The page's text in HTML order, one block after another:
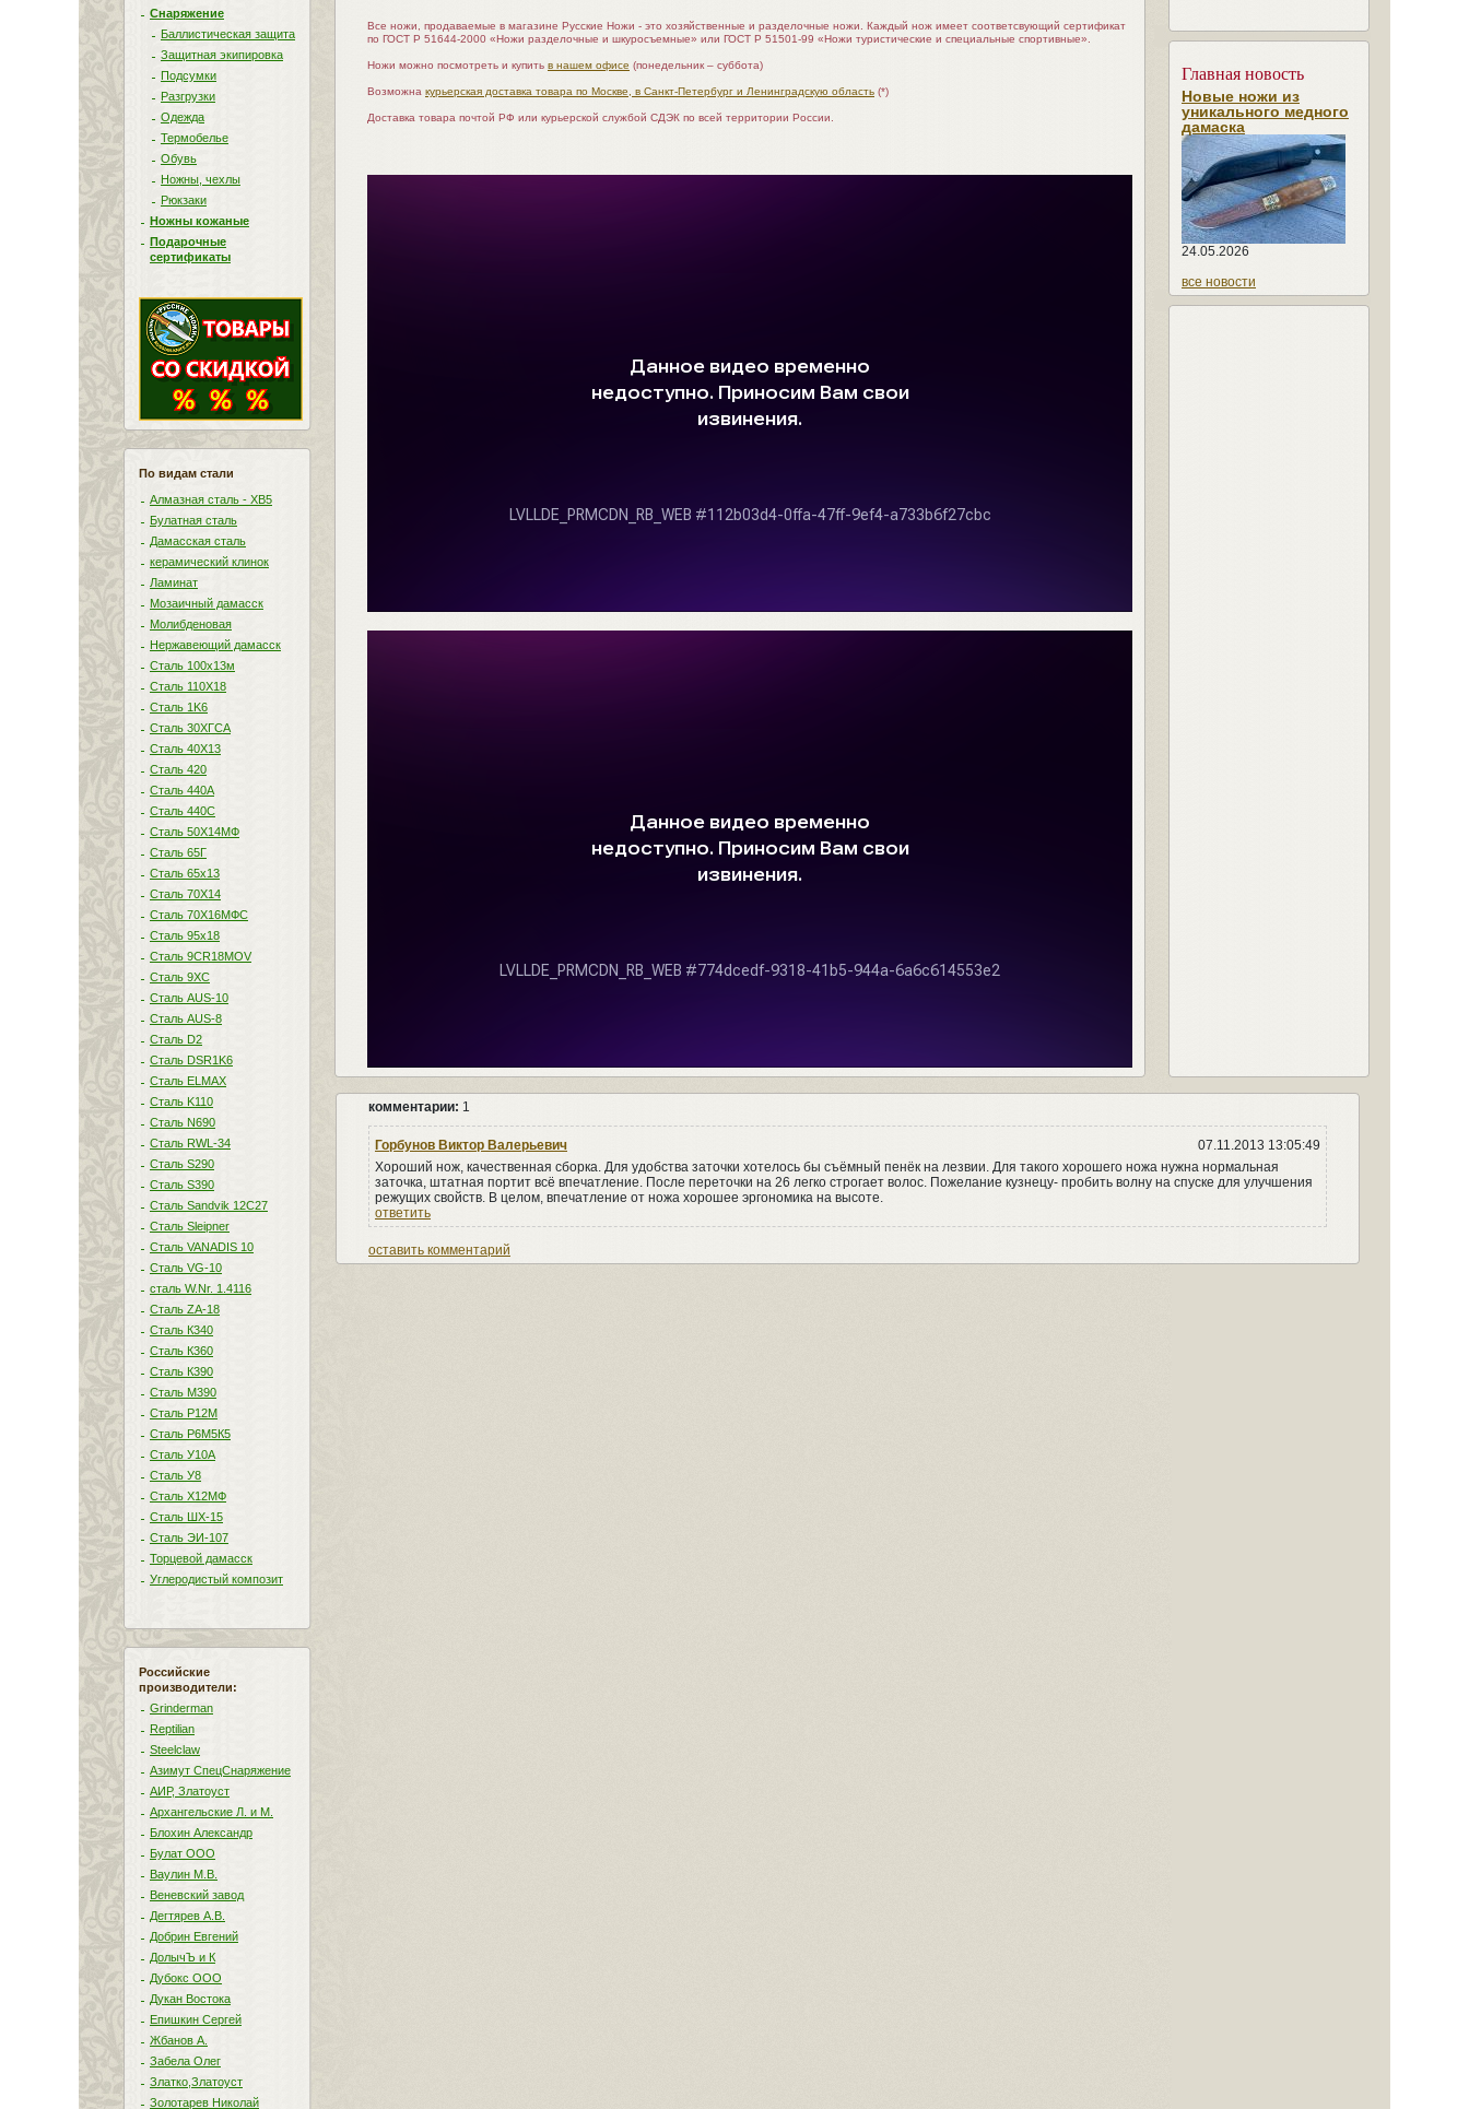
Снаряжение
Баллистическая защита
Защитная экипировка
Подсумки
Разгрузки
Одежда
Термобелье
Обувь
Ножны, чехлы
Рюкзаки
Ножны кожаные
Подарочные
сертификаты
По видам стали
Алмазная сталь - ХВ5
Булатная сталь
Дамасская сталь
керамический клинок
Ламинат
Мозаичный дамасск
Молибденовая
Нержавеющий дамасск
Сталь 100х13м
Сталь 110Х18
Сталь 1K6
Сталь 30ХГСА
Сталь 40Х13
Сталь 420
Сталь 440A
Сталь 440С
Сталь 50Х14МФ
Сталь 65Г
Сталь 65х13
Сталь 70Х14
Сталь 70Х16МФС
Сталь 95х18
Сталь 9CR18MOV
Сталь 9ХС
Сталь AUS-10
Сталь AUS-8
Сталь D2
Сталь DSR1K6
Сталь ELMAX
Сталь K110
Сталь N690
Сталь RWL-34
Сталь S290
Сталь S390
Сталь Sandvik 12C27
Сталь Sleipner
Сталь VANADIS 10
Сталь VG-10
сталь W.Nr. 1.4116
Сталь ZA-18
Сталь К340
Сталь К360
Сталь К390
Сталь М390
Сталь Р12М
Сталь Р6М5К5
Сталь У10А
Сталь У8
Сталь Х12МФ
Сталь ШХ-15
Сталь ЭИ-107
Торцевой дамасск
Углеродистый композит
Российские
производители:
Grinderman
Reptilian
Steelclaw
Азимут СпецСнаряжение
АИР, Златоуст
Архангельские Л. и М.
Блохин Александр
Булат ООО
Ваулин М.В.
Веневский завод
Дегтярев А.В.
Добрин Евгений
ДолычЪ и К
Дубокс ООО
Дукан Востока
Епишкин Сергей
Жбанов А.
Забела Олег
Златко,Златоуст
Золотарев Николай
Все ножи, продаваемые в магазине Русские Ножи - это хозяйственные и разделочные ножи. Каждый нож имеет соответсвующий сертификат
по ГОСТ Р 51644-2000 «Ножи разделочные и шкуросъемные» или ГОСТ Р 51501-99 «Ножи туристические и специальные спортивные».
Ножи можно посмотреть и купить в нашем офисе (понедельник – суббота)
Возможна курьерская доставка товара по Москве, в Санкт-Петербург и Ленинградскую область (*)
Доставка товара почтой РФ или курьерской службой СДЭК по всей территории России.
Главная новость
Новые ножи из
уникального медного
дамаска
24.05.2026
все новости
комментарии: 1
Горбунов Виктор Валерьевич
07.11.2013 13:05:49
Хороший нож, качественная сборка. Для удобства заточки хотелось бы съёмный пенёк на лезвии. Для такого хорошего ножа нужна нормальная
заточка, штатная портит всё впечатление. После переточки на 26 легко строгает волос. Пожелание кузнецу- пробить волну на спуске для улучшения
режущих свойств. В целом, впечатление от ножа хорошее эргономика на высоте.
ответить
оставить комментарий